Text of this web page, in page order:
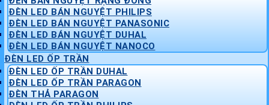
ĐÈN LED BÁN NGUYỆT PHILIPS
ĐÈN LED BÁN NGUYỆT PANASONIC
ĐÈN LED BÁN NGUYỆT DUHAL
ĐÈN LED BÁN NGUYỆT NANOCO
ĐÈN LED ỐP TRẦN
ĐÈN LED ỐP TRẦN DUHAL
ĐÈN LED ỐP TRẦN PARAGON
ĐÈN THẢ PARAGON